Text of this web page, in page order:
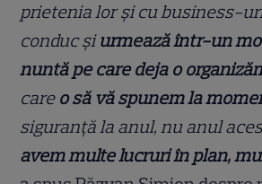
prietenia lor și cu business-
conduc șiurmează într-un
nuntă pe care deja o
care o să vă spunem la
siguranță la anul, nu anul
avem multe lucruri în plan,